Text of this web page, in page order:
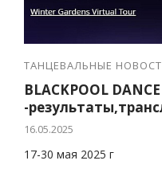
ТАНЦЕВАЛЬНЫЕ
BLACKPOOL
-
16.05.2025
17-30 мая 2025 г